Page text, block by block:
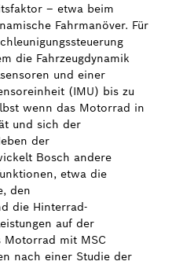
– etwa beim
Fahrmanöver. Für
die Fahrzeugdynamik
und einer
(IMU) bis zu
wenn das Motorrad in
und sich der
der
Bosch andere
etwa die
den
die Hinterrad-
auf der
Motorrad mit MSC
nach einer Studie der